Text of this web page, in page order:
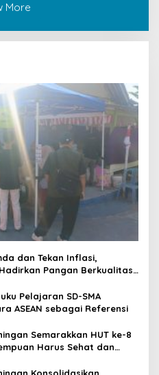
More
dan Tekan Inflasi,
Pangan Berkualitas
Pelajaran SD-SMA
ASEAN sebagai Referensi
Semarakkan HUT ke-8
Harus Sehat dan